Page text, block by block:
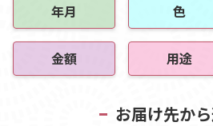
年月 色
金額 用途
お届け先か